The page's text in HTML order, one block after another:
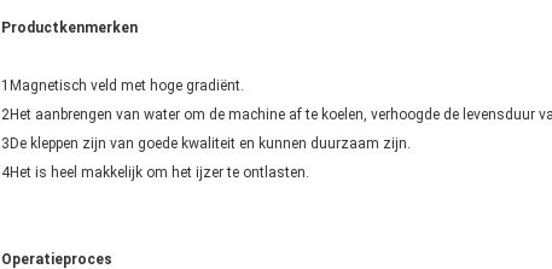
Productkenmerken
1Magnetisch veld met hoge gradiënt.
2Het aanbrengen van water om de machine af te koelen, verhoogde de levensduur
3De kleppen zijn van goede kwaliteit en kunnen duurzaam zijn.
4Het is heel makkelijk om het ijzer te ontlasten.
Operatieproces